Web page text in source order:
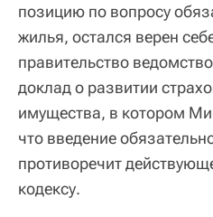
позицию по вопросу
жилья, остался верен
правительство
доклад о развитии
имущества, в котором
что введение
противоречит
кодексу.